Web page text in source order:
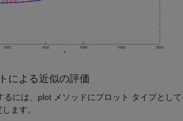
による近似の評価
るには、plot メソッドにプロット タイプとして
ます。